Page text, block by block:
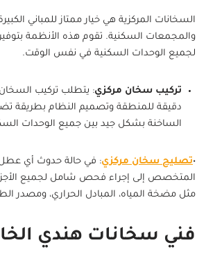
السخانات المركزية هي خيار ممتاز للمباني
والمجمعات السكنية. تقوم هذه الأنظمة بتوفير
لجميع الوحدات السكنية في نفس الوقت.
تركيب سخان مركزي: يتطلب تركيب
دقيقة للمنطقة وتصميم النظام بطريقة
الساخنة بشكل جيد بين جميع الوحدات
•تصليح سخان مركزي: في حالة حدوث أي عطل،
المتخصص إلى إجراء فحص شامل لجميع
مثل مضخة المياه، المبادل الحراري، ومصدر
فني سخانات هندي